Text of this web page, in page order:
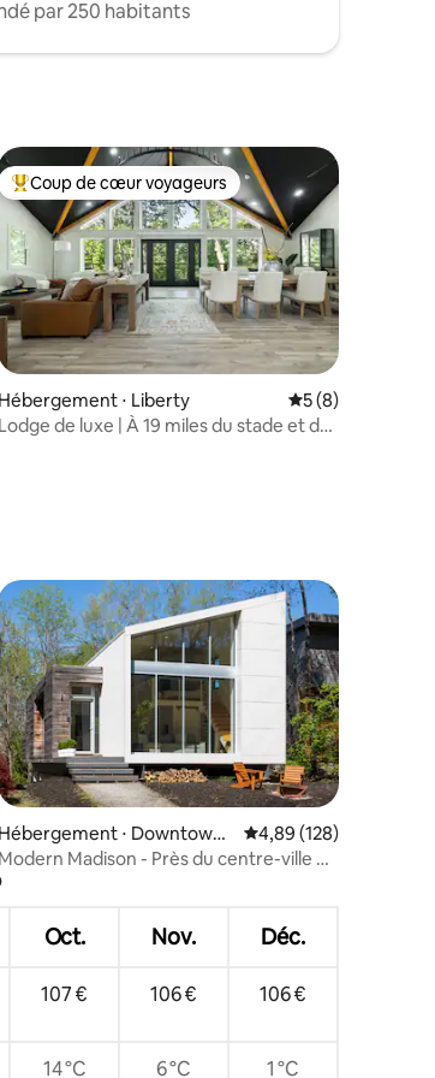
par 250 habitants
sur 5
sur la base de 100 commentaires : 4,97 sur 5
Coups de cœur voyageurs les plus appréciés
Coup de cœur voyageurs
Hébergement ⋅ Liberty Évaluation
5 (8)
Lodge de luxe | À 19 miles du stade et de
sur 5
moyenne sur la base de 7 commentaires : 5 sur 5
Hébergement ⋅ Downtown
Kansas City
Évaluation moyenne
4,89 (128)
Modern Madison - Près du centre-ville et
Crossroads
Oct. Nov. Déc.
107 € 106 € 106 €
14 °C 6 °C 1 °C